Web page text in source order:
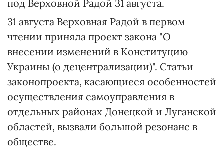
под Верховной Радой 31 августа.
31 августа Верховная Радой в первом
чтении приняла проект закона "О
внесении изменений в Конституцию
Украины (о децентрализации)". Статьи
законопроекта, касающиеся особенностей
осуществления самоуправления в
отдельных районах Донецкой и Луганской
областей, вызвали большой резонанс в
обществе.